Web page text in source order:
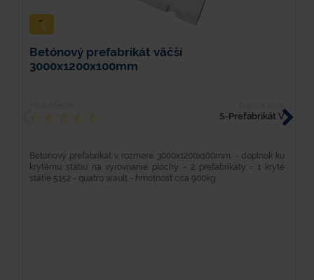
Betónový prefabrikát väčší
3000x1200x100mm
S-Prefabrikát V
Betónový prefabrikát v rozmere 3000x1200x100mm. - doplnok ku
krytému státiu na vyrovnanie plochy - 2 prefabrikáty = 1 kryté
státie 5152 - quatro wault - hmotnosť cca 900kg